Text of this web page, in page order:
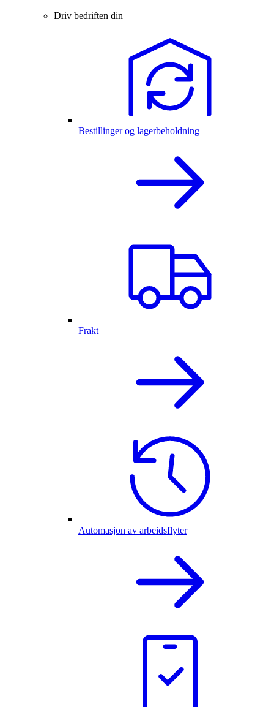
Driv bedriften din
Bestillinger og lagerbeholdning
Frakt
Automasjon av arbeidsflyter